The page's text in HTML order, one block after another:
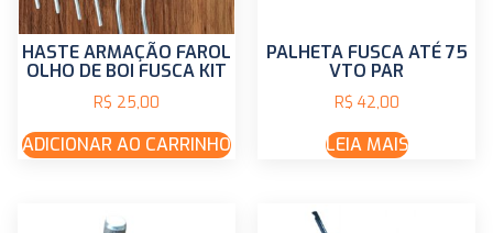
HASTE ARMAÇÃO FAROL
OLHO DE BOI FUSCA KIT
R$ 25,00
ADICIONAR AO CARRINHO
PALHETA FUSCA ATÉ 75
VTO PAR
R$ 42,00
LEIA MAIS